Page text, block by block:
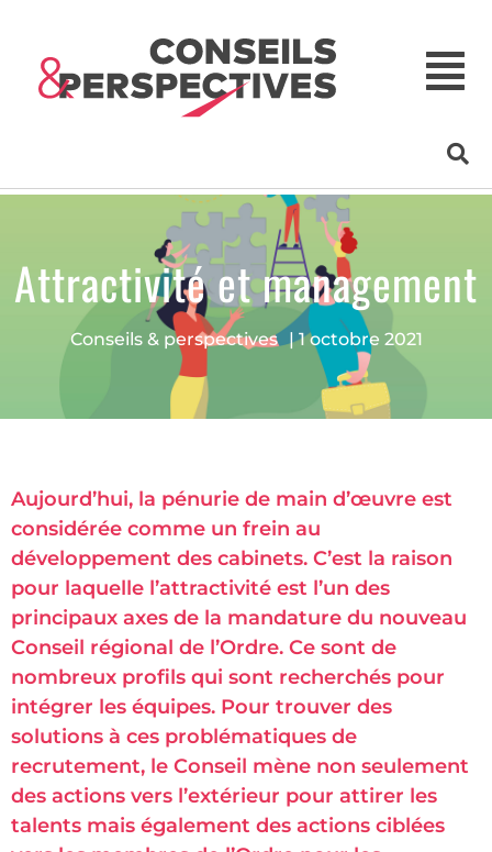
Attractivité et management
Conseils & perspectives | 1 octobre 2021
Aujourd’hui, la pénurie de main d’œuvre est
considérée comme un frein au
développement des cabinets. C’est la raison
pour laquelle l’attractivité est l’un des
principaux axes de la mandature du nouveau
Conseil régional de l’Ordre. Ce sont de
nombreux profils qui sont recherchés pour
intégrer les équipes. Pour trouver des
solutions à ces problématiques de
recrutement, le Conseil mène non seulement
des actions vers l’extérieur pour attirer les
talents mais également des actions ciblées